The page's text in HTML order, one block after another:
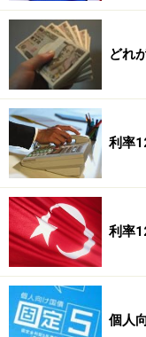
どれ
利率
利率
個人